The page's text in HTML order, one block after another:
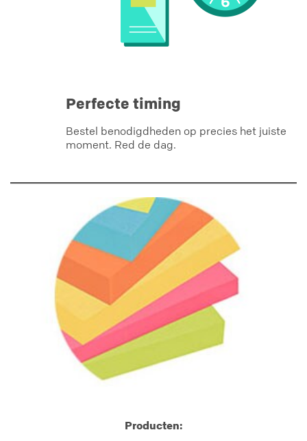
Perfecte timing
Bestel benodigdheden op precies het juiste
moment. Red de dag.
Producten: